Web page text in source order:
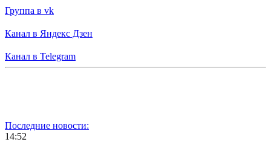
Группа в vk
Канал в Яндекс Дзен
Канал в Telegram
Последние новости:
14:52